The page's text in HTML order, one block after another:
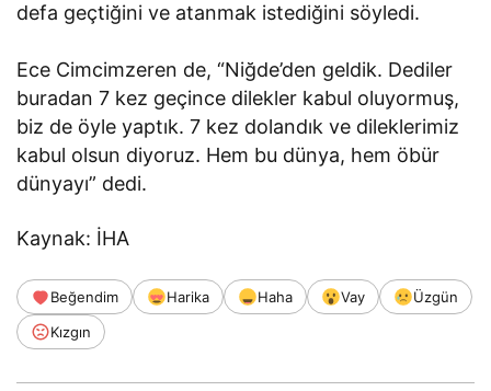
defa geçtiğini ve atanmak istediğini söyledi.
Ece Cimcimzeren de, “Niğde’den geldik. Dediler
buradan 7 kez geçince dilekler kabul oluyormuş,
biz de öyle yaptık. 7 kez dolandık ve dileklerimiz
kabul olsun diyoruz. Hem bu dünya, hem öbür
dünyayı” dedi.
Kaynak: İHA
Beğendim Harika Haha Vay
Üzgün
Kızgın